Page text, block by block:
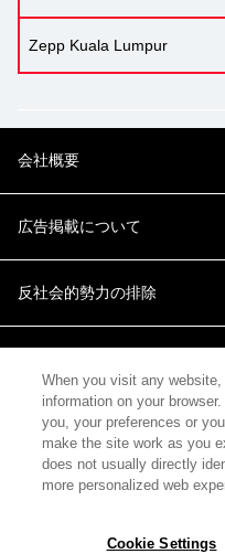
Zepp Kuala Lumpur
会社概要
広告掲載について
反社会的勢力の排除
© 2018
HOME
When you visit any
information on your
you, your preferences or
make the site work as you
does not usually directly
more personalized web
Cookie Settings